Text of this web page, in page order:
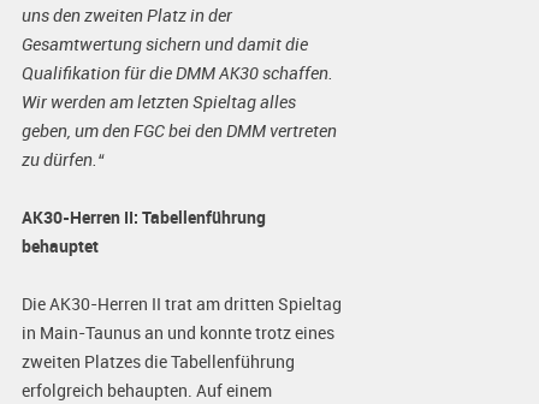
uns den zweiten Platz in der
Gesamtwertung sichern und damit die
Qualifikation für die DMM AK30 schaffen.
Wir werden am letzten Spieltag alles
geben, um den FGC bei den DMM vertreten
zu dürfen.“
AK30-Herren II: Tabellenführung
behauptet
Die AK30-Herren II trat am dritten Spieltag
in Main-Taunus an und konnte trotz eines
zweiten Platzes die Tabellenführung
erfolgreich behaupten. Auf einem